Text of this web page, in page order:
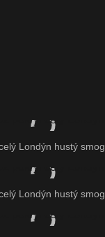
Londýn hustý smog.
Londýn hustý smog.